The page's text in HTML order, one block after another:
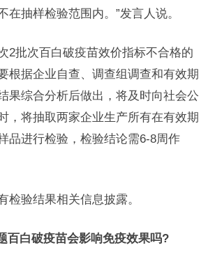
在抽样检验范围内。”发言人说。
2批次百白破疫苗效价指标不合格的
根据企业自查、调查组调查和有效期
果综合分析后做出，将及时向社会公
，将抽取两家企业生产所有在有效期
品进行检验，检验结论需6-8周作
检验结果相关信息披露。
百白破疫苗会影响免疫效果吗?